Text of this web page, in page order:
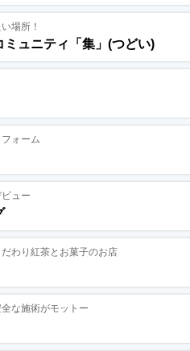
場所！
ュニティ「集」(つどい)
ォーム
ュー
わり紅茶とお菓子のお店
な施術がモットー